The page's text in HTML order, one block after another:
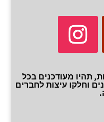
תהיו מעודכנים בכל
וחלקו עיצות לחברים